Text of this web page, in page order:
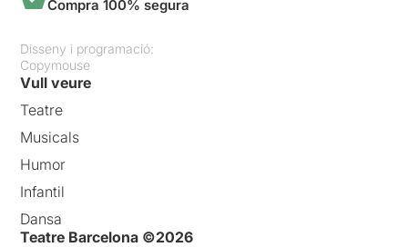
Compra 100% segura
Disseny i programació:
Copymouse
Vull veure
Teatre
Musicals
Humor
Infantil
Dansa
Teatre Barcelona ©2026